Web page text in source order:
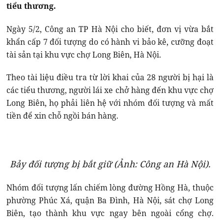
tiểu thương.
Ngày 5/2, Công an TP Hà Nội cho biết, đơn vị vừa bắt
khẩn cấp 7 đối tượng do có hành vi bảo kê, cưỡng đoạt
tài sản tại khu vực chợ Long Biên, Hà Nội.
Theo tài liệu điều tra từ lời khai của 28 người bị hại là
các tiểu thương, người lái xe chở hàng đến khu vực chợ
Long Biên, họ phải liên hệ với nhóm đối tượng và mất
tiền để xin chỗ ngồi bán hàng.
Bảy đối tượng bị bắt giữ (Ảnh: Công an Hà Nội).
Nhóm đối tượng lấn chiếm lòng đường Hồng Hà, thuộc
phường Phúc Xá, quận Ba Đình, Hà Nội, sát chợ Long
Biên, tạo thành khu vực ngay bên ngoài cổng chợ.